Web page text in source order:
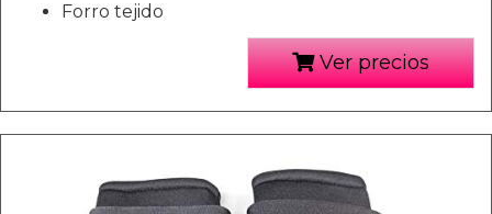
Forro tejido
Ver precios